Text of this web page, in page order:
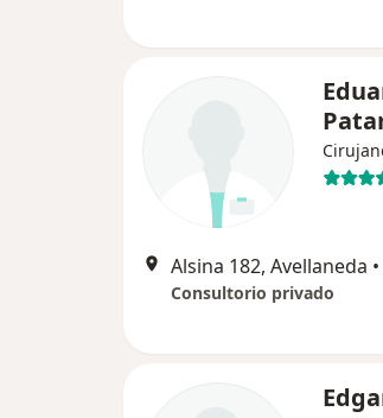
Alsina 182, Avellaneda •
Consultorio privado